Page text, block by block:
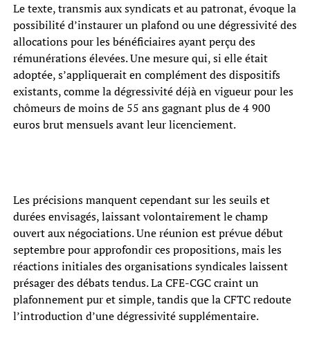
Le texte, transmis aux syndicats et au patronat, évoque la
possibilité d’instaurer un plafond ou une dégressivité des
allocations pour les bénéficiaires ayant perçu des
rémunérations élevées. Une mesure qui, si elle était
adoptée, s’appliquerait en complément des dispositifs
existants, comme la dégressivité déjà en vigueur pour les
chômeurs de moins de 55 ans gagnant plus de 4 900
euros brut mensuels avant leur licenciement.
Les précisions manquent cependant sur les seuils et
durées envisagés, laissant volontairement le champ
ouvert aux négociations. Une réunion est prévue début
septembre pour approfondir ces propositions, mais les
réactions initiales des organisations syndicales laissent
présager des débats tendus. La CFE-CGC craint un
plafonnement pur et simple, tandis que la CFTC redoute
l’introduction d’une dégressivité supplémentaire.